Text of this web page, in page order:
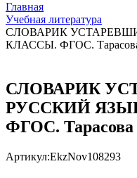
Главная
Учебная литература
СЛОВАРИК
КЛАССЫ. ФГОС.
СЛОВАРИК
РУССКИЙ
ФГОС.
Артикул:EkzNov108293